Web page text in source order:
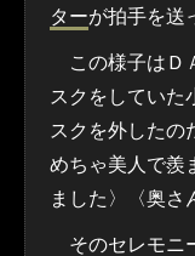
ターが拍手を送
この様子はＤ
スクをしていた
スクを外したの
めちゃ美人で羨
ました〉〈奥さ
そのセレモニ